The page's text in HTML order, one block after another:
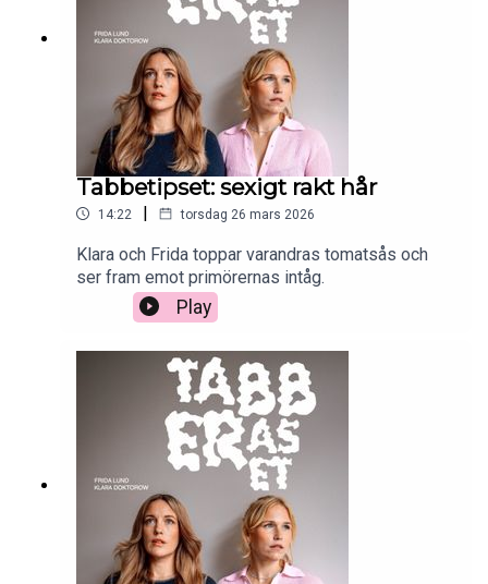
Tabbetipset: sexigt rakt hår
14:22 | torsdag 26 mars 2026
Klara och Frida toppar varandras tomatsås och
ser fram emot primörernas intåg.
Play